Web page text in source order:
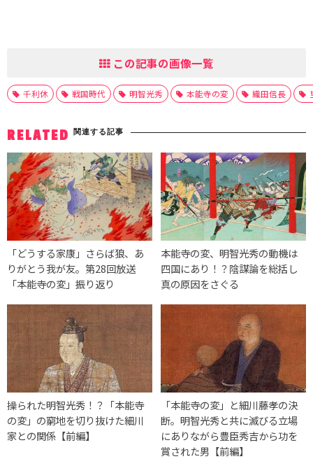
この記事の画像一覧
千利休 戦国時代 明智光秀 本能寺の変 織田信長
RELATED 関連する記事
「どうする家康」さらば狼、あ
りがとう我が友。第28回放送
「本能寺の変」振り返り
本能寺の変、明智光秀の動機は
四国にあり！？陰謀論を総括し
真の原因をさぐる
操られた明智光秀！？「本能寺
の変」の窮地を切り抜けた細川
家との関係【前編】
「本能寺の変」と細川藤孝の決
断。明智光秀と共に滅びる立場
にありながら豊臣秀吉から功を
賞された男【前編】